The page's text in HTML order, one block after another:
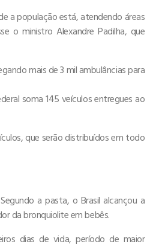
a população está, atendendo áreas
o ministro Alexandre Padilha, que
mais de 3 mil ambulâncias para
soma 145 veículos entregues ao
que serão distribuídos em todo
a pasta, o Brasil alcançou a
da bronquiolite em bebês.
dias de vida, período de maior